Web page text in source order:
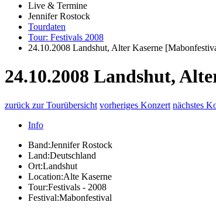
Live & Termine
Jennifer Rostock
Tourdaten
Tour: Festivals 2008
24.10.2008 Landshut, Alter Kaserne
24.10.2008 Landshut,
zurück zur Tourübersicht vorheriges Konzert nächstes
Info
Band:Jennifer Rostock
Land:Deutschland
Ort:Landshut
Location:Alte Kaserne
Tour:Festivals - 2008
Festival:Mabonfestival